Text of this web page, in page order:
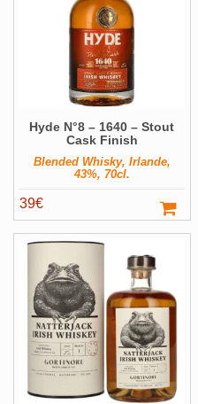
Hyde N°8 – 1640 – Stout
Cask Finish
Blended Whisky, Irlande,
43%, 70cl.
39€